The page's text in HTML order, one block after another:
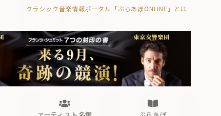
クラシック音楽情報ポータル「ぶらあぼONLINE」とは
ぶらあぼブラス！
フォルテピアノ・オデッセイ